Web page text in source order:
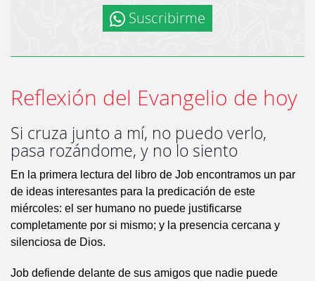
Suscribirme
Reflexión del Evangelio de hoy
Si cruza junto a mí, no puedo verlo,
pasa rozándome, y no lo siento
En la primera lectura del libro de Job encontramos un par
de ideas interesantes para la predicación de este
miércoles: el ser humano no puede justificarse
completamente por si mismo; y la presencia cercana y
silenciosa de Dios.
Job defiende delante de sus amigos que nadie puede